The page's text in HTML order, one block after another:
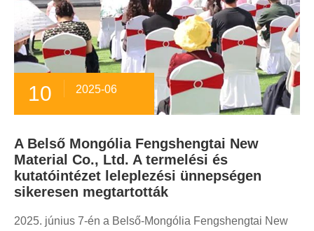
10 2025-06
A Belső Mongólia Fengshengtai New
Material Co., Ltd. A termelési és
kutatóintézet leleplezési ünnepségen
sikeresen megtartották
2025. június 7-én a Belső-Mongólia Fengshengtai New